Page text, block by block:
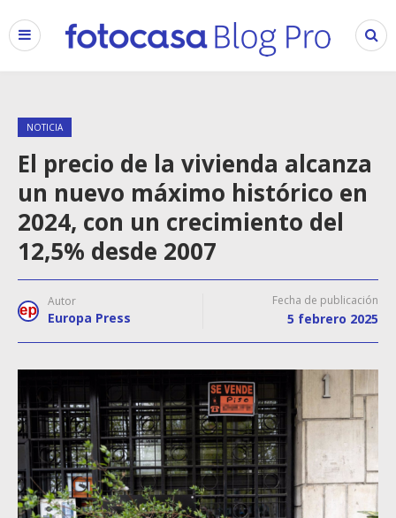
NOTICIA
El precio de la vivienda alcanza
un nuevo máximo histórico en
2024, con un crecimiento del
12,5% desde 2007
Autor
Europa Press
Fecha de publicación
5 febrero 2025